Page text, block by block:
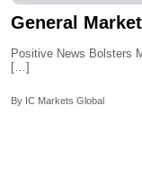
General
Positive News Bolsters
[…]
By IC Markets Global